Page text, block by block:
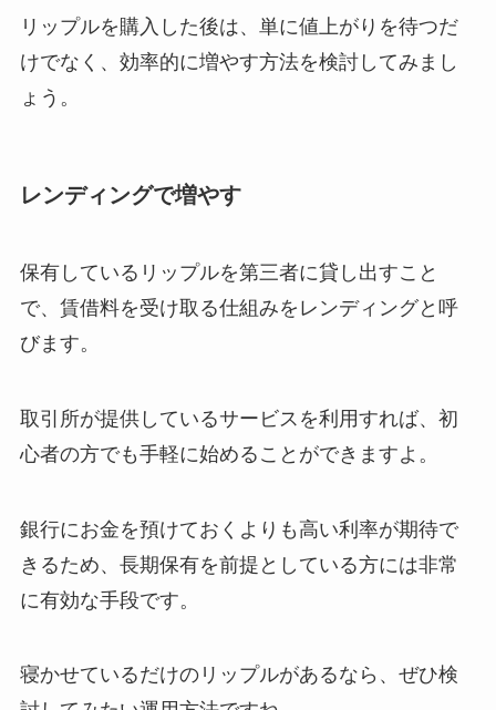
リップルを購入した後は、単に値上がりを待つだ
けでなく、効率的に増やす方法を検討してみまし
ょう。
レンディングで増やす
保有しているリップルを第三者に貸し出すこと
で、賃借料を受け取る仕組みをレンディングと呼
びます。
取引所が提供しているサービスを利用すれば、初
心者の方でも手軽に始めることができますよ。
銀行にお金を預けておくよりも高い利率が期待で
きるため、長期保有を前提としている方には非常
に有効な手段です。
寝かせているだけのリップルがあるなら、ぜひ検